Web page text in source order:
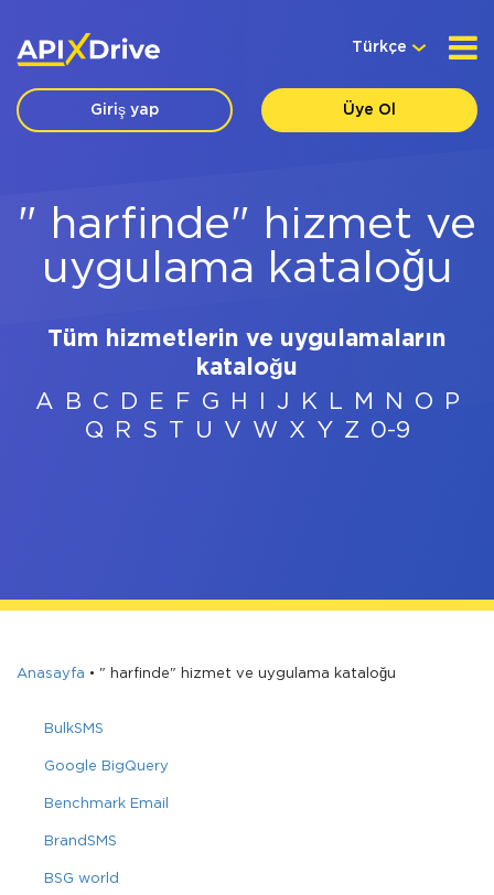
Türkçe
Giriş yap Üye Ol
" harfinde" hizmet ve
uygulama kataloğu
Tüm hizmetlerin ve uygulamaların
kataloğu
A
B C D E F G H J K L M N O
P
Q
R S U V W X Y Z 0-9
Anasayfa • " harfinde" hizmet ve uygulama kataloğu
BulkSMS
Google BigQuery
Benchmark Email
BrandSMS
BSG world